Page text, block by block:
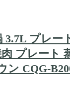
3.7L プレー
プレート
ン CQG-